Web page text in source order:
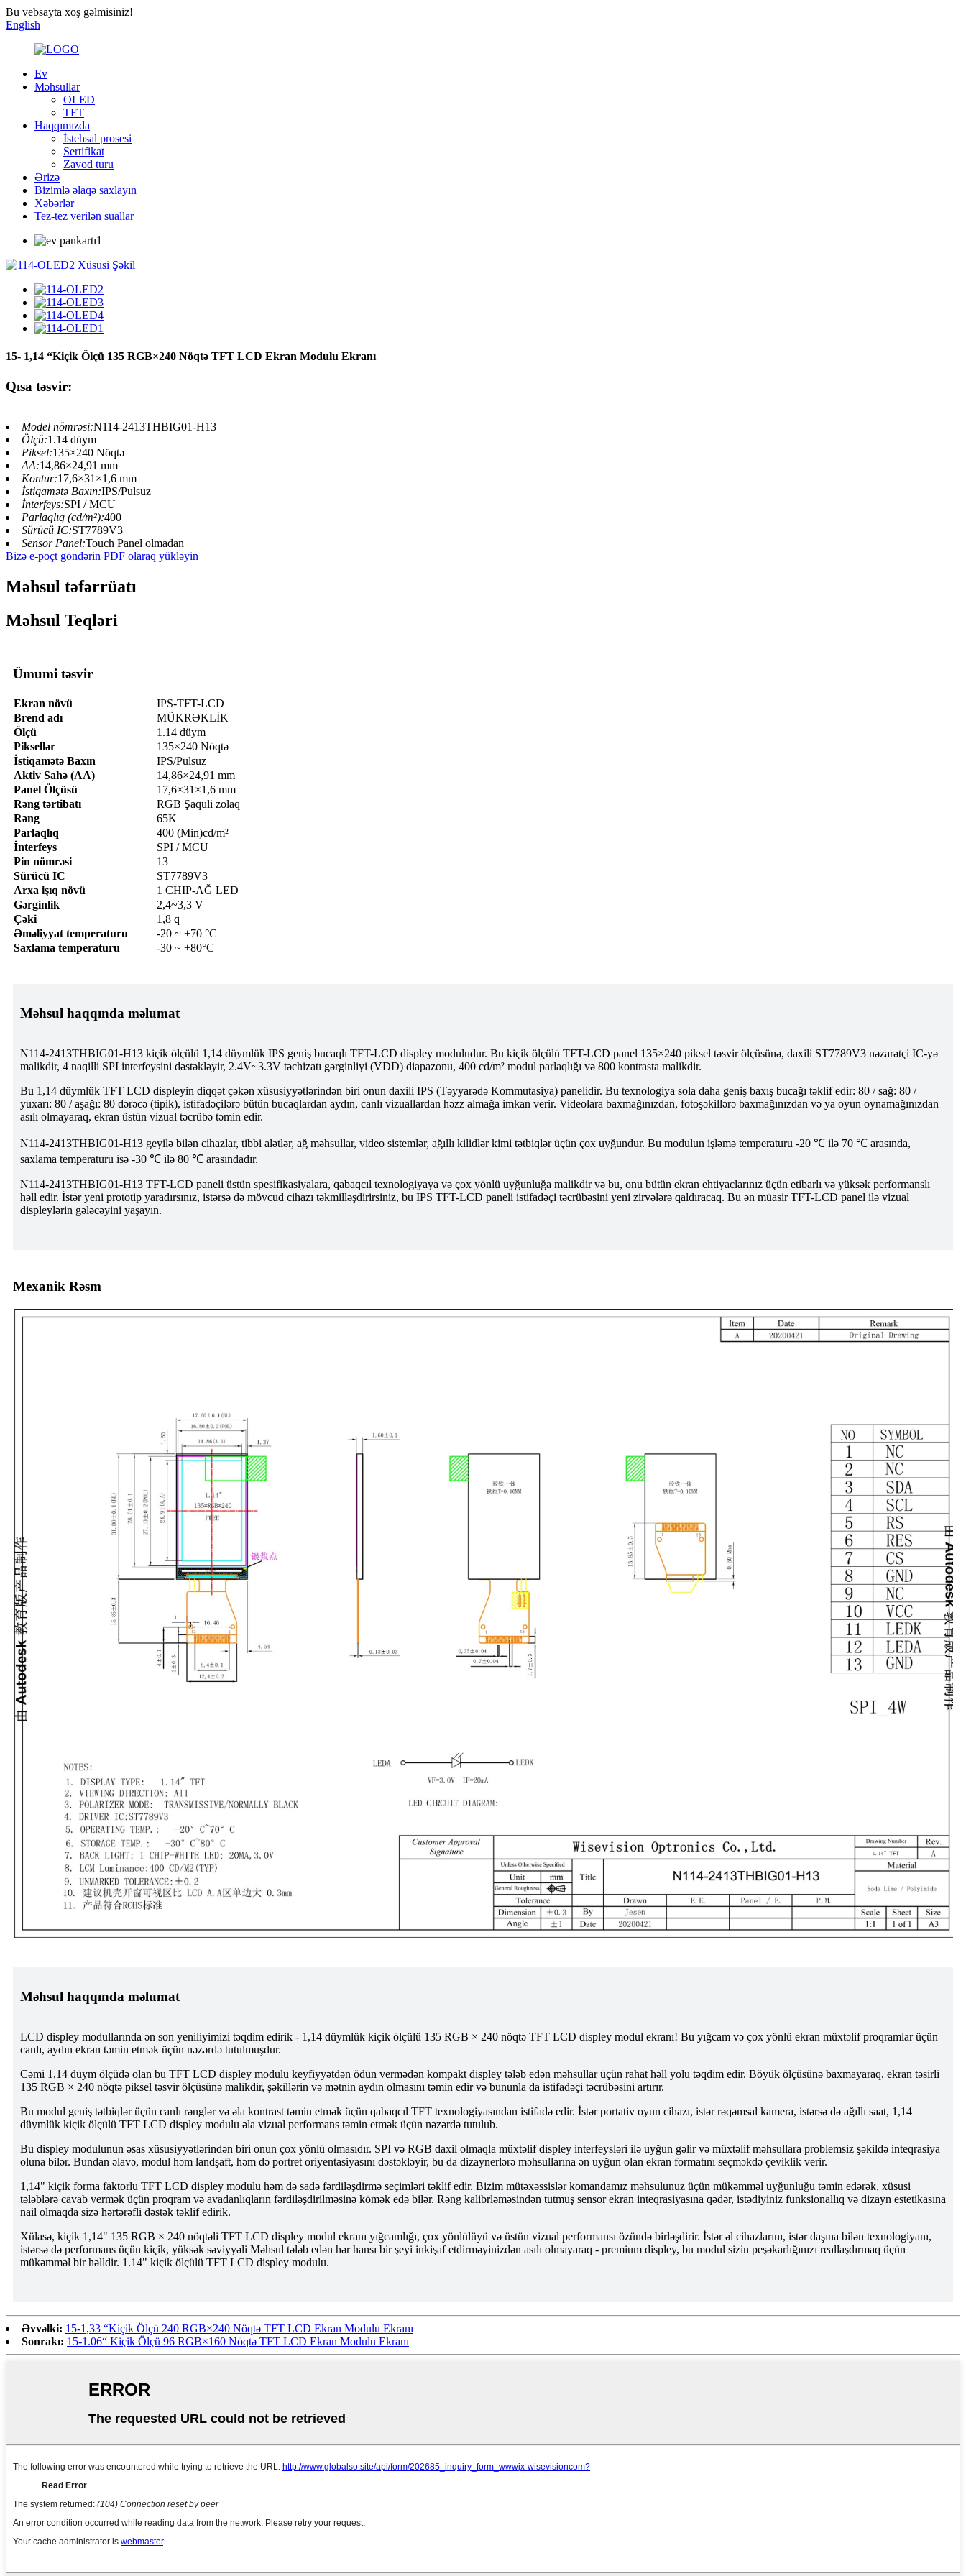
Bu vebsayta xoş gəlmisiniz!
English
Ev
Məhsullar
OLED
TFT
Haqqımızda
İstehsal prosesi
Sertifikat
Zavod turu
Ərizə
Bizimlə əlaqə saxlayın
Xəbərlər
Tez-tez verilən suallar
15- 1,14 “Kiçik Ölçü 135 RGB×240 Nöqtə TFT LCD Ekran Modulu Ekranı
Qısa təsvir:
Model nömrəsi:N114-2413THBIG01-H13
Ölçü:1.14 düym
Piksel:135×240 Nöqtə
AA:14,86×24,91 mm
Kontur:17,6×31×1,6 mm
İstiqamətə Baxın:IPS/Pulsuz
İnterfeys:SPI / MCU
Parlaqlıq (cd/m²):400
Sürücü IC:ST7789V3
Sensor Panel:Touch Panel olmadan
Bizə e-poçt göndərin PDF olaraq yükləyin
Məhsul təfərrüatı
Məhsul Teqləri
Ümumi təsvir
Ekran növü
IPS-TFT-LCD
Brend adı
MÜKRƏKLİK
Ölçü
1.14 düym
Piksellər
135×240 Nöqtə
İstiqamətə Baxın
IPS/Pulsuz
Aktiv Sahə (AA)
14,86×24,91 mm
Panel Ölçüsü
17,6×31×1,6 mm
Rəng tərtibatı
RGB Şaquli zolaq
Rəng
65K
Parlaqlıq
400 (Min)cd/m²
İnterfeys
SPI / MCU
Pin nömrəsi
13
Sürücü IC
ST7789V3
Arxa işıq növü
1 CHIP-AĞ LED
Gərginlik
2,4~3,3 V
Çəki
1,8 q
Əməliyyat temperaturu
-20 ~ +70 °C
Saxlama temperaturu
-30 ~ +80°C
Məhsul haqqında məlumat
N114-2413THBIG01-H13 kiçik ölçülü 1,14 düymlük IPS geniş bucaqlı TFT-LCD displey moduludur. Bu kiçik ölçülü TFT-LCD panel 135×240 piksel təsvir ölçüsünə, daxili ST7789V3 nəzarətçi IC-yə
malikdir, 4 naqilli SPI interfeysini dəstəkləyir, 2.4V~3.3V təchizatı gərginliyi (VDD) diapazonu, 400 cd/m² modul parlaqlığı və 800 kontrasta malikdir.
Bu 1,14 düymlük TFT LCD displeyin diqqət çəkən xüsusiyyətlərindən biri onun daxili IPS (Təyyarədə Kommutasiya) panelidir. Bu texnologiya sola daha geniş baxış bucağı təklif edir: 80 / sağ: 80 /
yuxarı: 80 / aşağı: 80 dərəcə (tipik), istifadəçilərə bütün bucaqlardan aydın, canlı vizuallardan həzz almağa imkan verir. Videolara baxmağınızdan, fotoşəkillərə baxmağınızdan və ya oyun oynamağınızdan
asılı olmayaraq, ekran üstün vizual təcrübə təmin edir.
N114-2413THBIG01-H13 geyilə bilən cihazlar, tibbi alətlər, ağ məhsullar, video sistemlər, ağıllı kilidlər kimi tətbiqlər üçün çox uyğundur. Bu modulun işləmə temperaturu -20 ℃ ilə 70 ℃ arasında,
saxlama temperaturu isə -30 ℃ ilə 80 ℃ arasındadır.
N114-2413THBIG01-H13 TFT-LCD paneli üstün spesifikasiyalara, qabaqcıl texnologiyaya və çox yönlü uyğunluğa malikdir və bu, onu bütün ekran ehtiyaclarınız üçün etibarlı və yüksək performanslı
həll edir. İstər yeni prototip yaradırsınız, istərsə də mövcud cihazı təkmilləşdirirsiniz, bu IPS TFT-LCD paneli istifadəçi təcrübəsini yeni zirvələrə qaldıracaq. Bu ən müasir TFT-LCD panel ilə vizual
displeylərin gələcəyini yaşayın.
Mexanik Rəsm
Məhsul haqqında məlumat
LCD displey modullarında ən son yeniliyimizi təqdim edirik - 1,14 düymlük kiçik ölçülü 135 RGB × 240 nöqtə TFT LCD displey modul ekranı! Bu yığcam və çox yönlü ekran müxtəlif proqramlar üçün
canlı, aydın ekran təmin etmək üçün nəzərdə tutulmuşdur.
Cəmi 1,14 düym ölçüdə olan bu TFT LCD displey modulu keyfiyyətdən ödün vermədən kompakt displey tələb edən məhsullar üçün rahat həll yolu təqdim edir. Böyük ölçüsünə baxmayaraq, ekran təsirli
135 RGB × 240 nöqtə piksel təsvir ölçüsünə malikdir, şəkillərin və mətnin aydın olmasını təmin edir və bununla da istifadəçi təcrübəsini artırır.
Bu modul geniş tətbiqlər üçün canlı rənglər və əla kontrast təmin etmək üçün qabaqcıl TFT texnologiyasından istifadə edir. İstər portativ oyun cihazı, istər rəqəmsal kamera, istərsə də ağıllı saat, 1,14
düymlük kiçik ölçülü TFT LCD displey modulu əla vizual performans təmin etmək üçün nəzərdə tutulub.
Bu displey modulunun əsas xüsusiyyətlərindən biri onun çox yönlü olmasıdır. SPI və RGB daxil olmaqla müxtəlif displey interfeysləri ilə uyğun gəlir və müxtəlif məhsullara problemsiz şəkildə inteqrasiya
oluna bilər. Bundan əlavə, modul həm landşaft, həm də portret oriyentasiyasını dəstəkləyir, bu da dizaynerlərə məhsullarına ən uyğun olan ekran formatını seçməkdə çeviklik verir.
1,14" kiçik forma faktorlu TFT LCD displey modulu həm də sadə fərdiləşdirmə seçimləri təklif edir. Bizim mütəxəssislər komandamız məhsulunuz üçün mükəmməl uyğunluğu təmin edərək, xüsusi
tələblərə cavab vermək üçün proqram və avadanlıqların fərdiləşdirilməsinə kömək edə bilər. Rəng kalibrləməsindən tutmuş sensor ekran inteqrasiyasına qədər, istədiyiniz funksionallıq və dizayn estetikasına
nail olmaqda sizə hərtərəfli dəstək təklif edirik.
Xülasə, kiçik 1,14" 135 RGB × 240 nöqtəli TFT LCD displey modul ekranı yığcamlığı, çox yönlülüyü və üstün vizual performansı özündə birləşdirir. İstər əl cihazlarını, istər daşına bilən texnologiyanı,
istərsə də performans üçün kiçik, yüksək səviyyəli Məhsul tələb edən hər hansı bir şeyi inkişaf etdirməyinizdən asılı olmayaraq - premium displey, bu modul sizin peşəkarlığınızı reallaşdırmaq üçün
mükəmməl bir həlldir. 1.14" kiçik ölçülü TFT LCD displey modulu.
Əvvəlki: 15-1,33 “Kiçik Ölçü 240 RGB×240 Nöqtə TFT LCD Ekran Modulu Ekranı
Sonrakı: 15-1.06“ Kiçik Ölçü 96 RGB×160 Nöqtə TFT LCD Ekran Modulu Ekranı